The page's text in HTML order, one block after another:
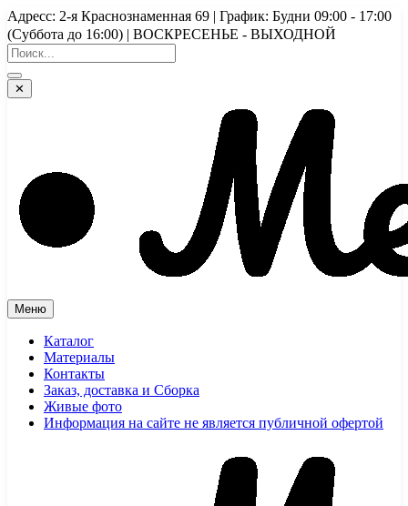
Перейти
к
содержимому
Адресс: 2-я Краснознаменная 69 | График: Будни 09:00 - 17:00
(Суббота до 16:00) | ВОСКРЕСЕНЬЕ - ВЫХОДНОЙ
✕
Меню
Каталог
Материалы
Контакты
Заказ, доставка и Сборка
Живые фото
Информация на сайте не является публичной офертой